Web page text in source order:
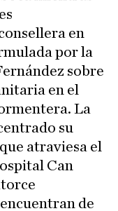
en
por la
sobre
en el
La
su
atraviesa el
Can
de